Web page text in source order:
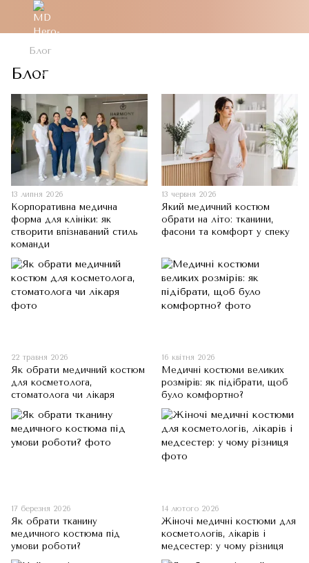
Блог
Блог
13 липня 2026
Корпоративна медична
форма для клініки: як
створити впізнаваний стиль
команди
13 червня 2026
Який медичний костюм
обрати на літо: тканини,
фасони та комфорт у спеку
22 травня 2026
Як обрати медичний костюм
для косметолога,
стоматолога чи лікаря
16 квітня 2026
Медичні костюми великих
розмірів: як підібрати, щоб
було комфортно?
17 березня 2026
Як обрати тканину
медичного костюма під
умови роботи?
14 лютого 2026
Жіночі медичні костюми для
косметологів, лікарів і
медсестер: у чому різниця